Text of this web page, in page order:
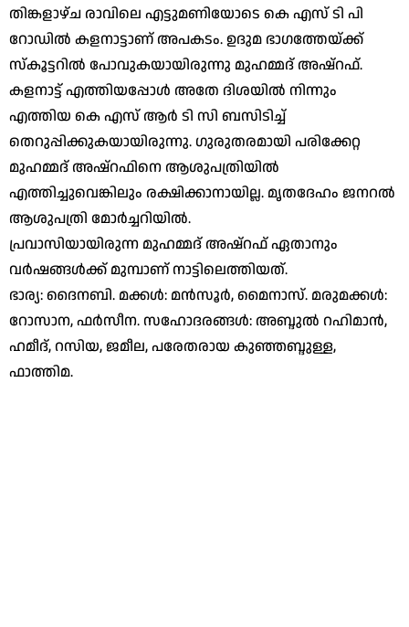
തിങ്കളാഴ്ച രാവിലെ എട്ടുമണിയോടെ കെ എസ് ടി പി
റോഡില്‍ കളനാട്ടാണ് അപകടം. ഉദുമ ഭാഗത്തേയ്ക്ക്
സ്‌കൂട്ടറില്‍ പോവുകയായിരുന്നു മുഹമ്മദ് അഷ്‌റഫ്.
കളനാട്ട് എത്തിയപ്പോള്‍ അതേ ദിശയില്‍ നിന്നും
എത്തിയ കെ എസ് ആര്‍ ടി സി ബസിടിച്ച്
തെറുപ്പിക്കുകയായിരുന്നു. ഗുരുതരമായി പരിക്കേറ്റ
മുഹമ്മദ് അഷ്‌റഫിനെ ആശുപത്രിയില്‍
എത്തിച്ചുവെങ്കിലും രക്ഷിക്കാനായില്ല. മൃതദേഹം ജനറല്‍
ആശുപത്രി മോര്‍ച്ചറിയില്‍.
പ്രവാസിയായിരുന്ന മുഹമ്മദ് അഷ്‌റഫ് ഏതാനും
വര്‍ഷങ്ങള്‍ക്ക് മുമ്പാണ് നാട്ടിലെത്തിയത്.
ഭാര്യ: ദൈനബി. മക്കള്‍: മന്‍സൂര്‍, മൈനാസ്. മരുമക്കള്‍:
റോസാന, ഫര്‍സീന. സഹോദരങ്ങള്‍: അബ്ദുല്‍ റഹിമാന്‍,
ഹമീദ്, റസിയ, ജമീല, പരേതരായ കുഞ്ഞബ്ദുള്ള,
ഫാത്തിമ.